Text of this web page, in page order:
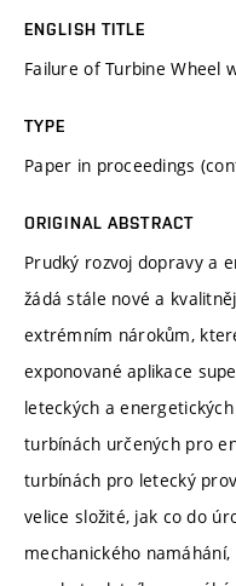
ENGLISH TITLE
Failure of Turbine Wheel
TYPE
Paper in proceedings
ORIGINAL ABSTRACT
Prudký rozvoj dopravy a
žádá stále nové a
extrémním nárokům,
exponované aplikace
leteckých a
turbínách určených pro
turbínách pro letecký
velice složité, jak co do
mechanického